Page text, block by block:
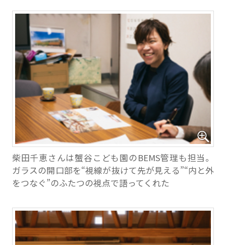
柴田千恵さんは蟹谷こども園のBEMS管理も担当。
ガラスの開口部を“視線が抜けて先が見える”“内と外
をつなぐ”のふたつの視点で語ってくれた